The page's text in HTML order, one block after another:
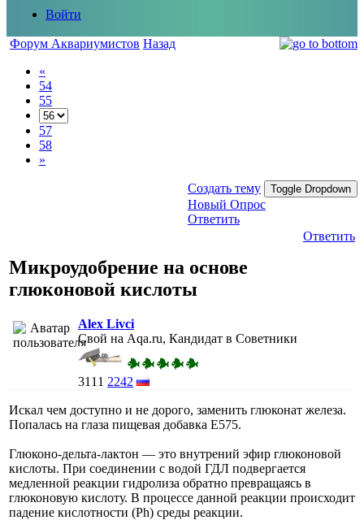
Войти
Форум Аквариумистов Назад
«
54
55
57
58
»
Создать тему Toggle Dropdown
Новый Опрос
Ответить
Ответить
Микроудобрение на основе
глюконовой кислоты
Alex Livci
Свой на Aqa.ru, Кандидат в Советники
3111 2242
Искал чем доступно и не дорого, заменить глюконат железа.
Попалась на глаза пищевая добавка E575.
Глюконо-дельта-лактон — это внутрений эфир глюконовой
кислоты. При соединении с водой ГДЛ подвергается
медленной реакции гидролиза обратно превращаясь в
глюконовую кислоту. В процессе данной реакции происходит
падение кислотности (Ph) среды реакции.